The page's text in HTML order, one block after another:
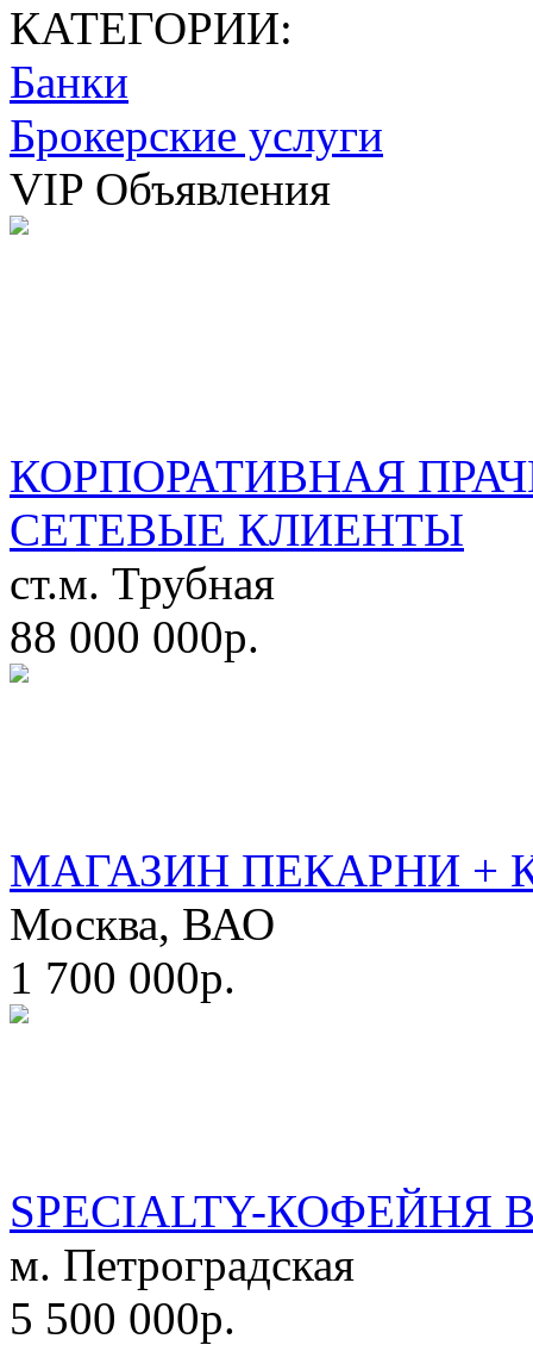
КАТЕГОРИИ:
Банки
Брокерские услуги
VIP Объявления
КОРПОРАТИВНАЯ
СЕТЕВЫЕ КЛИЕНТЫ
ст.м. Трубная
88 000 000р.
МАГАЗИН ПЕКАРНИ +
Москва, ВАО
1 700 000р.
SPECIALTY-
м. Петроградская
5 500 000р.